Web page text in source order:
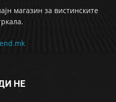
магазин за вистинските
НЕ